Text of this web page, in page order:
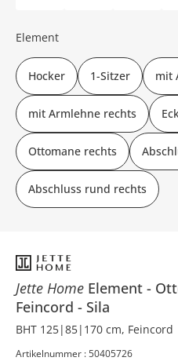
Jette Home Element
Feincord
Sila
BHT 125|85|170 cm, Feincord
Artikelnummer : 50405726
Element
Hocker 1-Sitzer mit
mit Armlehne rechts
Ottomane rechts
Abschluss rund rechts